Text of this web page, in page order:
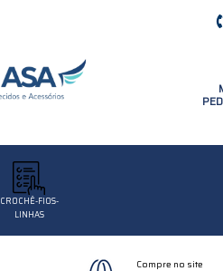
CROCHÊ-FIOS-
LINHAS
Compre no site